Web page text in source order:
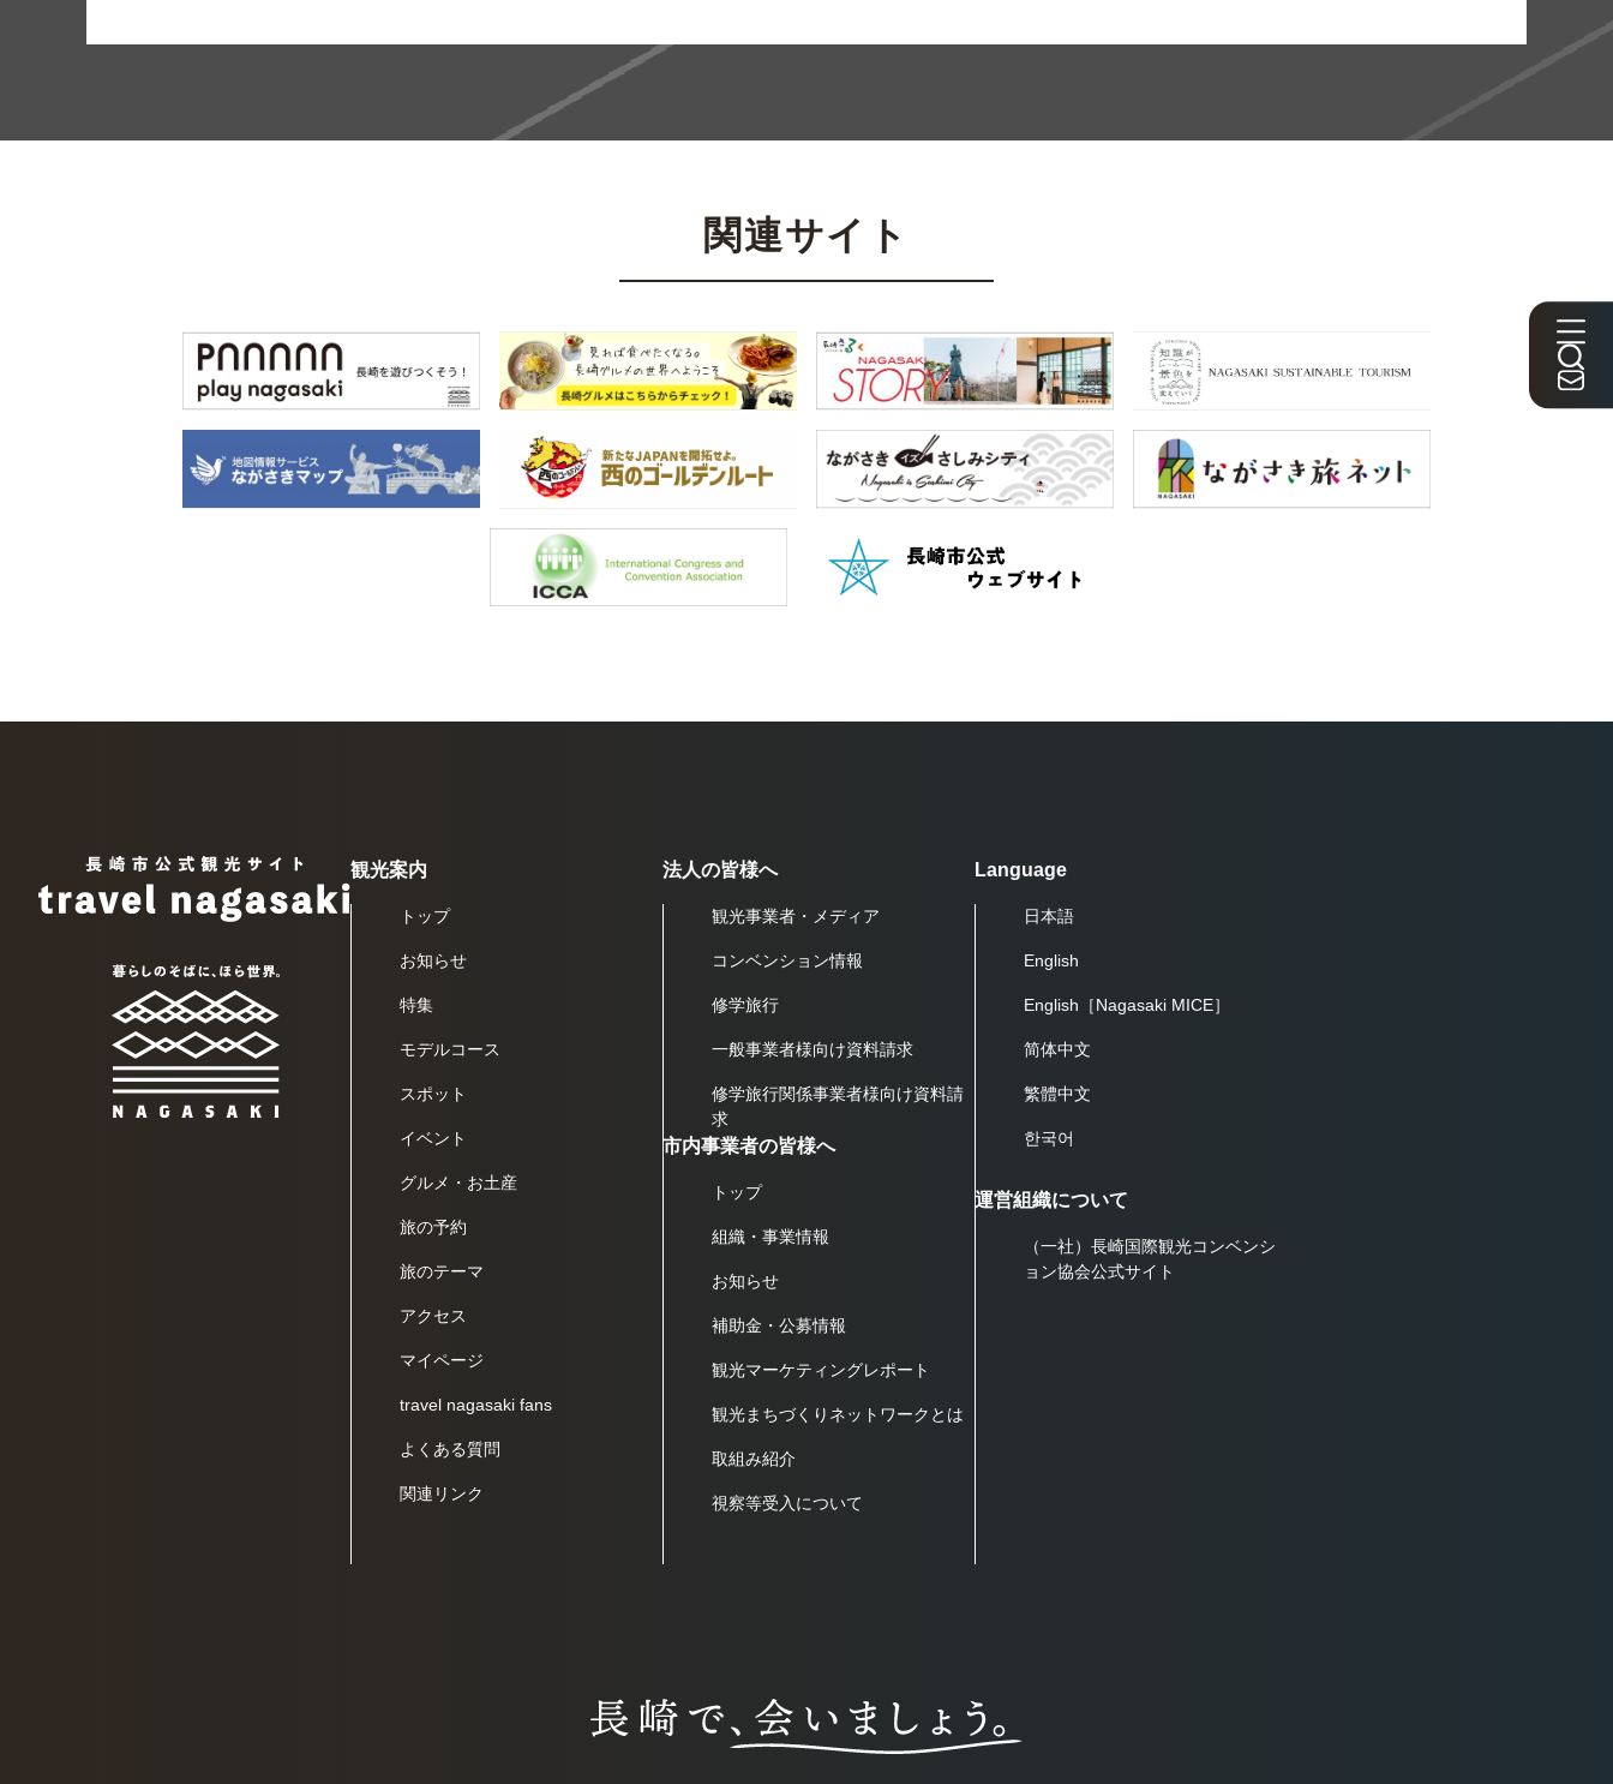
関連サイト
観光案内
トップ
お知らせ
特集
モデルコース
スポット
イベント
グルメ・お土産
旅の予約
旅のテーマ
アクセス
マイページ
travel nagasaki fans
よくある質問
関連リンク
法人の皆様へ
観光事業者・メディア
コンベンション情報
修学旅行
一般事業者様向け資料請求
修学旅行関係事業者様向け資料請
求
市内事業者の皆様へ
トップ
組織・事業情報
お知らせ
補助金・公募情報
観光マーケティングレポート
観光まちづくりネットワークとは
取組み紹介
視察等受入について
Language
日本語
English
English［Nagasaki MICE］
简体中文
繁體中文
한국어
運営組織について
（一社）長崎国際観光コンベンシ
ョン協会公式サイト